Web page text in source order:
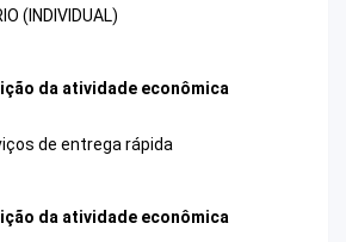
(INDIVIDUAL)
da atividade econômica
de entrega rápida
da atividade econômica